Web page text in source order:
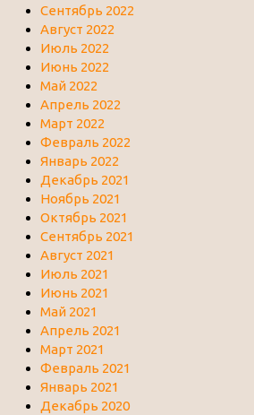
Сентябрь 2022
Август 2022
Июль 2022
Июнь 2022
Май 2022
Апрель 2022
Март 2022
Февраль 2022
Январь 2022
Декабрь 2021
Ноябрь 2021
Октябрь 2021
Сентябрь 2021
Август 2021
Июль 2021
Июнь 2021
Май 2021
Апрель 2021
Март 2021
Февраль 2021
Январь 2021
Декабрь 2020